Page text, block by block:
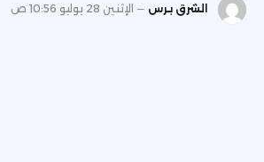
الشرق برس الإثنين 28 يوليو 10:56 ص